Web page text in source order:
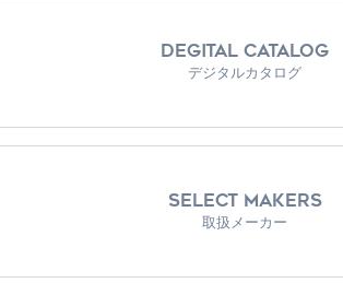
DEGITAL CATALOG
デジタルカタログ
SELECT MAKERS
取扱メーカー